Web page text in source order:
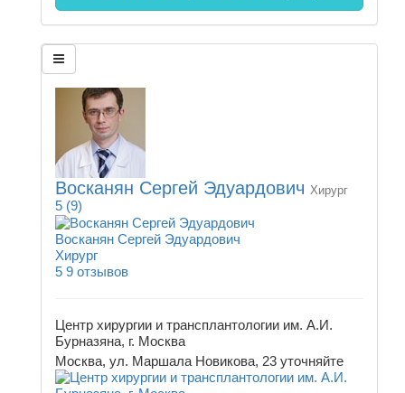
Восканян Сергей Эдуардович Хирург
5 (9)
Восканян Сергей Эдуардович
Хирург
5 9 отзывов
Центр хирургии и трансплантологии им. А.И.
Бурназяна, г. Москва
Москва, ул. Маршала Новикова, 23 уточняйте